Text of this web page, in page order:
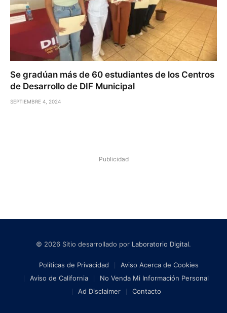
Se gradúan más de 60 estudiantes de los Centros
de Desarrollo de DIF Municipal
SEPTIEMBRE 4, 2024
Publicidad
© 2026 Sitio desarrollado por Laboratorio Digital.
Políticas de Privacidad
Aviso Acerca de Cookies
Aviso de California
No Venda Mi Información Personal
Ad Disclaimer
Contacto